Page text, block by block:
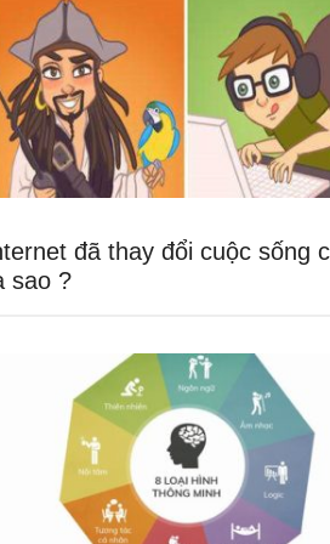
đã thay đổi cuộc sống
sao ?